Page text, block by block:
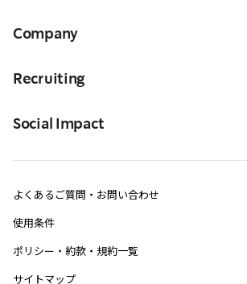
Company
Recruiting
Social Impact
よくあるご質問・お問い合わせ
使用条件
ポリシー・約款・規約一覧
サイトマップ